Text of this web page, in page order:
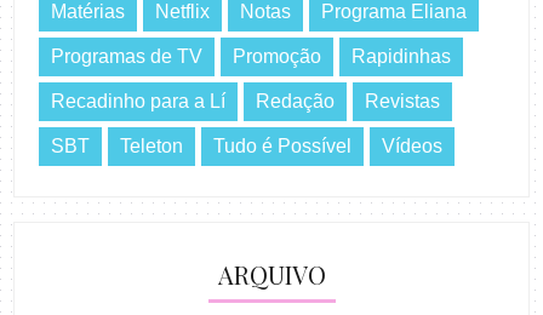
Matérias Netflix Notas Programa Eliana
Programas de TV Promoção Rapidinhas
Recadinho para a Lí Redação Revistas
SBT Teleton Tudo é Possível Vídeos
ARQUIVO